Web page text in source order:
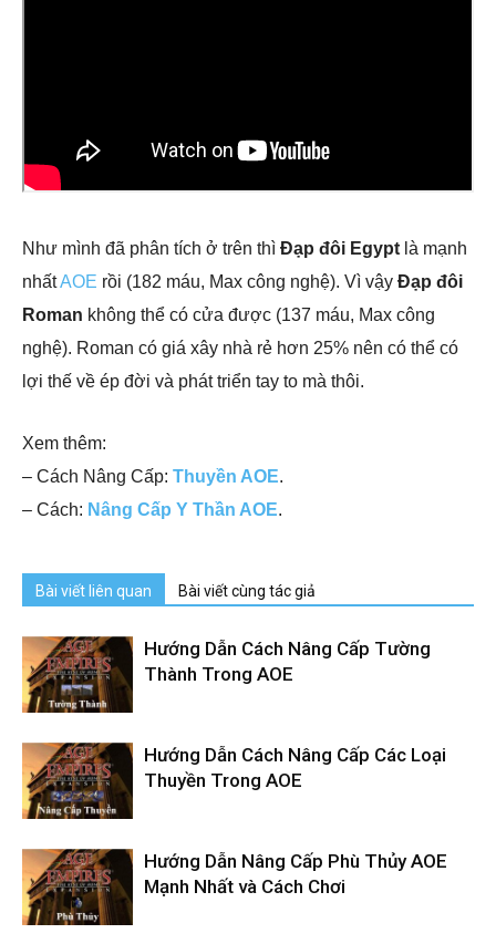
Như mình đã phân tích ở trên thì Đạp đôi Egypt là mạnh
nhấtAOE rồi (182 máu, Max công nghệ). Vì vậy Đạp đôi
Roman không thể có cửa được (137 máu, Max công
nghệ). Roman có giá xây nhà rẻ hơn 25% nên có thể có
lợi thế về ép đời và phát triển tay to mà thôi.
Xem thêm:
– Cách Nâng Cấp: Thuyền AOE.
– Cách: Nâng Cấp Y Thần AOE.
Bài viết liên quan Bài viết cùng tác giả
Hướng Dẫn Cách Nâng Cấp Tường
Thành Trong AOE
Hướng Dẫn Cách Nâng Cấp Các Loại
Thuyền Trong AOE
Hướng Dẫn Nâng Cấp Phù Thủy AOE
Mạnh Nhất và Cách Chơi